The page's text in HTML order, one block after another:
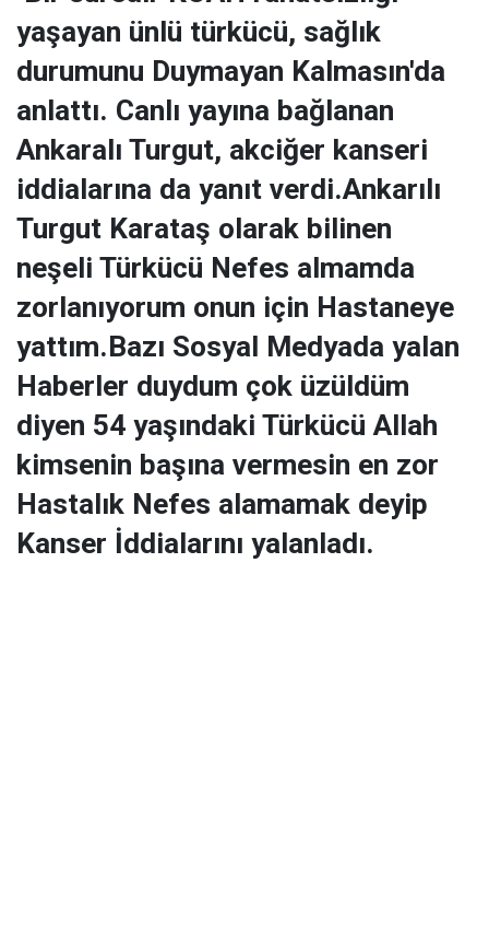
yaşayan ünlü türkücü, sağlık
durumunu Duymayan Kalmasın'da
anlattı. Canlı yayına bağlanan
Ankaralı Turgut, akciğer kanseri
iddialarına da yanıt verdi.Ankarılı
Turgut Karataş olarak bilinen
neşeli Türkücü Nefes almamda
zorlanıyorum onun için Hastaneye
yattım.Bazı Sosyal Medyada yalan
Haberler duydum çok üzüldüm
diyen 54 yaşındaki Türkücü Allah
kimsenin başına vermesin en zor
Hastalık Nefes alamamak deyip
Kanser İddialarını yalanladı.